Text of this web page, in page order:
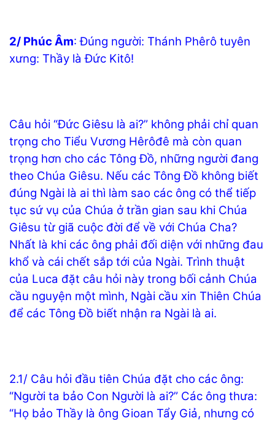
2/ Phúc Âm: Đúng người: Thánh Phêrô tuyên
xưng: Thầy là Đức Kitô!
Câu hỏi “Đức Giêsu là ai?” không phải chỉ quan
trọng cho Tiểu Vương Hêrôđê mà còn quan
trọng hơn cho các Tông Đồ, những người đang
theo Chúa Giêsu. Nếu các Tông Đồ không biết
đúng Ngài là ai thì làm sao các ông có thể tiếp
tục sứ vụ của Chúa ở trần gian sau khi Chúa
Giêsu từ giã cuộc đời để về với Chúa Cha?
Nhất là khi các ông phải đối diện với những đau
khổ và cái chết sắp tới của Ngài. Trình thuật
của Luca đặt câu hỏi này trong bối cảnh Chúa
cầu nguyện một mình, Ngài cầu xin Thiên Chúa
để các Tông Đồ biết nhận ra Ngài là ai.
2.1/ Câu hỏi đầu tiên Chúa đặt cho các ông:
“Người ta bảo Con Người là ai?” Các ông thưa:
“Họ bảo Thầy là ông Gioan Tẩy Giả, nhưng có